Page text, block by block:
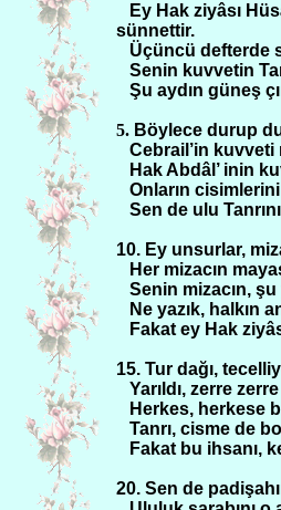
Ey Hak ziyâsı
sünnettir.
Üçüncü defterde
Senin kuvvetin
Şu aydın güneş
5. Böylece durup
Cebrail’in kuvveti
Hak Abdâl’ inin
Onların
Sen de ulu
10. Ey unsurlar,
Her mizacın
Senin mizacın,
Ne yazık, halkın
Fakat ey Hak
15. Tur dağı,
Yarıldı, zerre
Herkes, herkese
Tanrı, cisme de
Fakat bu ihsanı,
20. Sen de